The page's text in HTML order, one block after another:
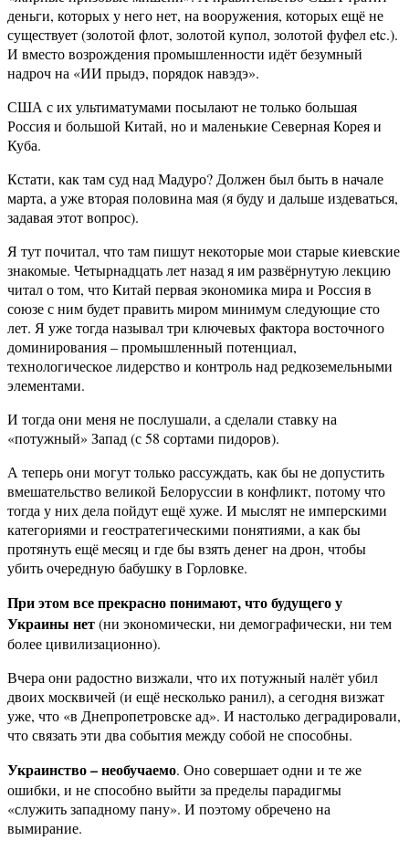
деньги, которых у него нет, на вооружения, которых ещё не
существует (золотой флот, золотой купол, золотой фуфел etc.).
И вместо возрождения промышленности идёт безумный
надроч на «ИИ прыдэ, порядок навэдэ».
США с их ультиматумами посылают не только большая
Россия и большой Китай, но и маленькие Северная Корея и
Куба.
Кстати, как там суд над Мадуро? Должен был быть в начале
марта, а уже вторая половина мая (я буду и дальше издеваться,
задавая этот вопрос).
Я тут почитал, что там пишут некоторые мои старые киевские
знакомые. Четырнадцать лет назад я им развёрнутую лекцию
читал о том, что Китай первая экономика мира и Россия в
союзе с ним будет править миром минимум следующие сто
лет. Я уже тогда называл три ключевых фактора восточного
доминирования – промышленный потенциал,
технологическое лидерство и контроль над редкоземельными
элементами.
И тогда они меня не послушали, а сделали ставку на
«потужный» Запад (с 58 сортами пидоров).
А теперь они могут только рассуждать, как бы не допустить
вмешательство великой Белоруссии в конфликт, потому что
тогда у них дела пойдут ещё хуже. И мыслят не имперскими
категориями и геостратегическими понятиями, а как бы
протянуть ещё месяц и где бы взять денег на дрон, чтобы
убить очередную бабушку в Горловке.
При этом все прекрасно понимают, что будущего у
Украины нет(ни экономически, ни демографически, ни тем
более цивилизационно).
Вчера они радостно визжали, что их потужный налёт убил
двоих москвичей (и ещё несколько ранил), а сегодня визжат
уже, что «в Днепропетровске ад». И настолько деградировали,
что связать эти два события между собой не способны.
Украинство – необучаемо. Оно совершает одни и те же
ошибки, и не способно выйти за пределы парадигмы
«служить западному пану». И поэтому обречено на
вымирание.